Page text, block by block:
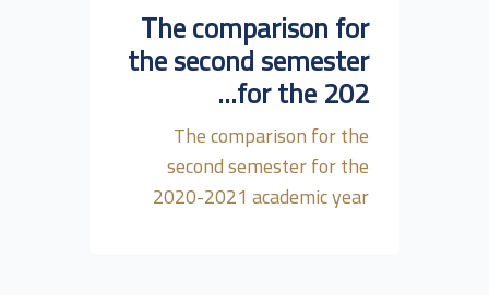
The comparison for
the second semester
for the 202...
The comparison for the
second semester for the
2020-2021 academic year